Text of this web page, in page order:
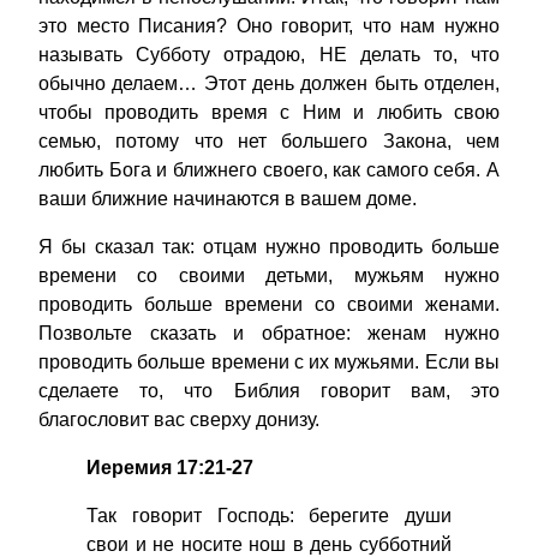
это место Писания? Оно говорит, что нам нужно
называть Субботу отрадою, НЕ делать то, что
обычно делаем… Этот день должен быть отделен,
чтобы проводить время с Ним и любить свою
семью, потому что нет большего Закона, чем
любить Бога и ближнего своего, как самого себя. А
ваши ближние начинаются в вашем доме.
Я бы сказал так: отцам нужно проводить больше
времени со своими детьми, мужьям нужно
проводить больше времени со своими женами.
Позвольте сказать и обратное: женам нужно
проводить больше времени с их мужьями. Если вы
сделаете то, что Библия говорит вам, это
благословит вас сверху донизу.
Иеремия 17:21-27
Так говорит Господь: берегите души
свои и не носите нош в день субботний